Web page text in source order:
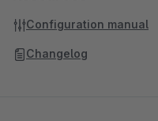
Configuration manual
Changelog